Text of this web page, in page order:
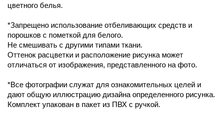
цветного белья.
*Запрещено использование отбеливающих средств и
порошков с пометкой для белого.
Не смешивать с другими типами ткани.
Оттенок расцветки и расположение рисунка может
отличаться от изображения, представленного на фото.
*Все фотографии служат для ознакомительных целей и
дают общую иллюстрацию дизайна определенного рисунка.
Комплект упакован в пакет из ПВХ с ручкой.